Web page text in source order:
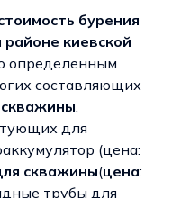
бурения
районе киевской
определенным
составляющих
скважины,
для
(цена:
скважины(цена:
трубы для